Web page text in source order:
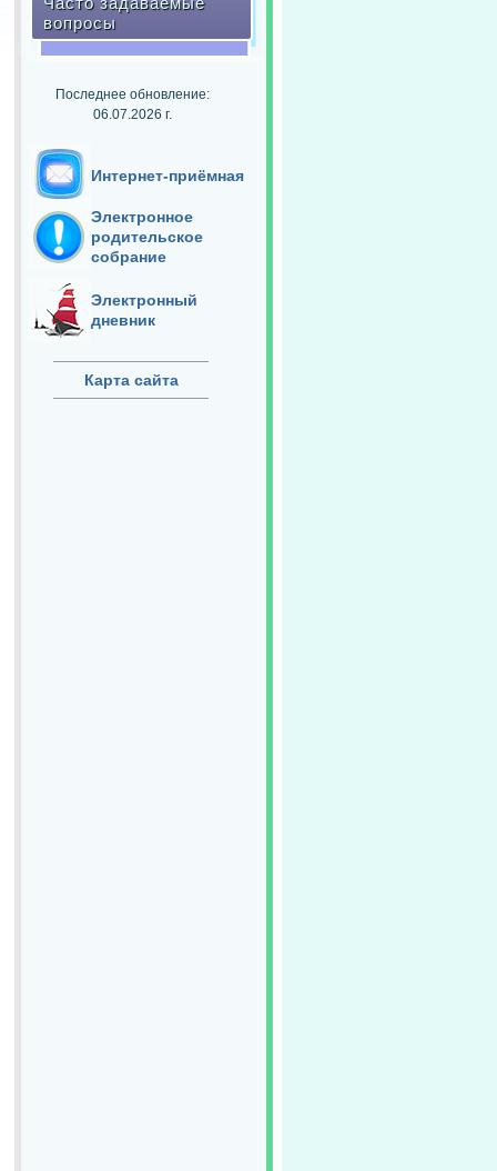
вопросы
Последнее обновление:
06.07.2026 г.
Интернет-приёмная
Электронное
родительское
собрание
Электронный
дневник
Карта сайта